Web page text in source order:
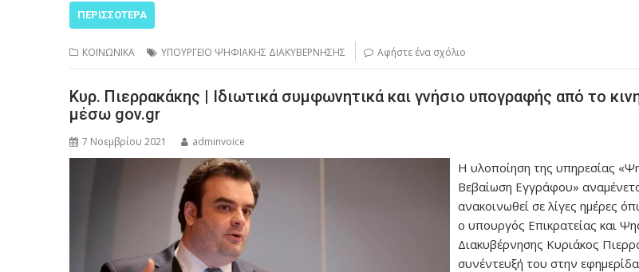
ΠΕΡΙΣΣΌΤΕΡΑ
ΚΟΙΝΩΝΙΚΑ ΥΠΟΥΡΓΕΙΟ ΨΗΦΙΑΚΗΣ ΔΙΑΚΥΒΕΡΝΗΣΗΣ Αφήστε ένα σχόλιο
Κυρ. Πιερρακάκης | Ιδιωτικά συμφωνητικά και γνήσιο υπογραφής από το
μέσω gov.gr
7 Νοεμβρίου 2021 adminvoice
Η υλοποίηση της υπηρεσίας
Βεβαίωση Εγγράφου»
ανακοινωθεί σε λίγες ημέρες
ο υπουργός Επικρατείας και
Διακυβέρνησης Κυριάκος
συνέντευξή του στην